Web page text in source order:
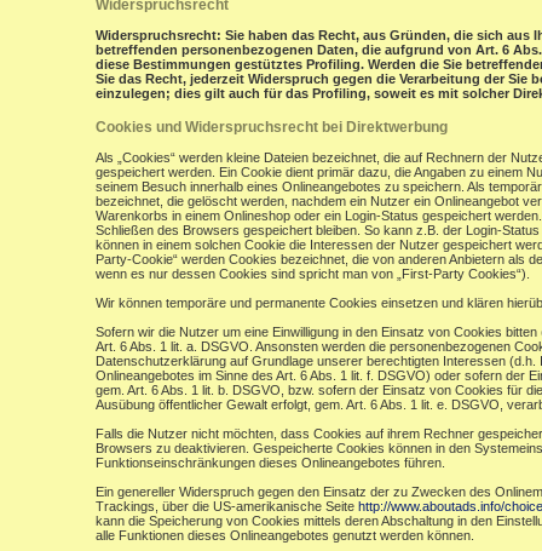
Widerspruchsrecht
Widerspruchsrecht: Sie haben das Recht, aus Gründen, die sich aus
betreffenden personenbezogenen Daten, die aufgrund von Art. 6
diese Bestimmungen gestütztes Profiling. Werden die Sie
Sie das Recht, jederzeit Widerspruch gegen die Verarbeitung der
einzulegen; dies gilt auch für das Profiling, soweit es mit solcher
Cookies und Widerspruchsrecht bei Direktwerbung
Als „Cookies“ werden kleine Dateien bezeichnet, die auf Rechnern der
gespeichert werden. Ein Cookie dient primär dazu, die Angaben zu einem
seinem Besuch innerhalb eines Onlineangebotes zu speichern. Als
bezeichnet, die gelöscht werden, nachdem ein Nutzer ein Onlineangebot
Warenkorbs in einem Onlineshop oder ein Login-Status gespeichert
Schließen des Browsers gespeichert bleiben. So kann z.B. der Login-
können in einem solchen Cookie die Interessen der Nutzer gespeichert
Party-Cookie“ werden Cookies bezeichnet, die von anderen Anbietern als
wenn es nur dessen Cookies sind spricht man von „First-Party Cookies“).
Wir können temporäre und permanente Cookies einsetzen und klären
Sofern wir die Nutzer um eine Einwilligung in den Einsatz von Cookies
Art. 6 Abs. 1 lit. a. DSGVO. Ansonsten werden die personenbezogenen
Datenschutzerklärung auf Grundlage unserer berechtigten Interessen
Onlineangebotes im Sinne des Art. 6 Abs. 1 lit. f. DSGVO) oder sofern der
gem. Art. 6 Abs. 1 lit. b. DSGVO, bzw. sofern der Einsatz von Cookies für
Ausübung öffentlicher Gewalt erfolgt, gem. Art. 6 Abs. 1 lit. e. DSGVO,
Falls die Nutzer nicht möchten, dass Cookies auf ihrem Rechner
Browsers zu deaktivieren. Gespeicherte Cookies können in den
Funktionseinschränkungen dieses Onlineangebotes führen.
Ein genereller Widerspruch gegen den Einsatz der zu Zwecken des
Trackings, über die US-amerikanische Seite http://www.aboutads.info/
kann die Speicherung von Cookies mittels deren Abschaltung in den
alle Funktionen dieses Onlineangebotes genutzt werden können.